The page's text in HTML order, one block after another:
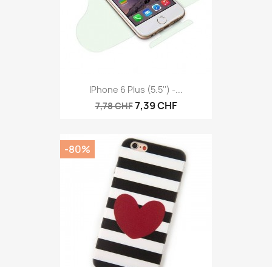
IPhone 6 Plus (5.5'') -...
7,78 CHF7,39 CHF
-80%